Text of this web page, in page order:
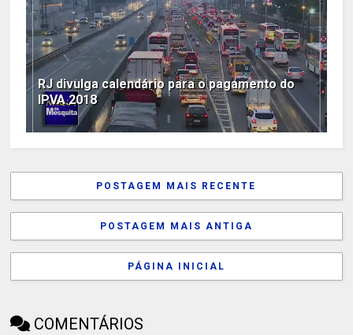
RJ divulga calendário para o pagamento do
IPVA 2018
POSTAGEM MAIS RECENTE
POSTAGEM MAIS ANTIGA
PÁGINA INICIAL
COMENTÁRIOS